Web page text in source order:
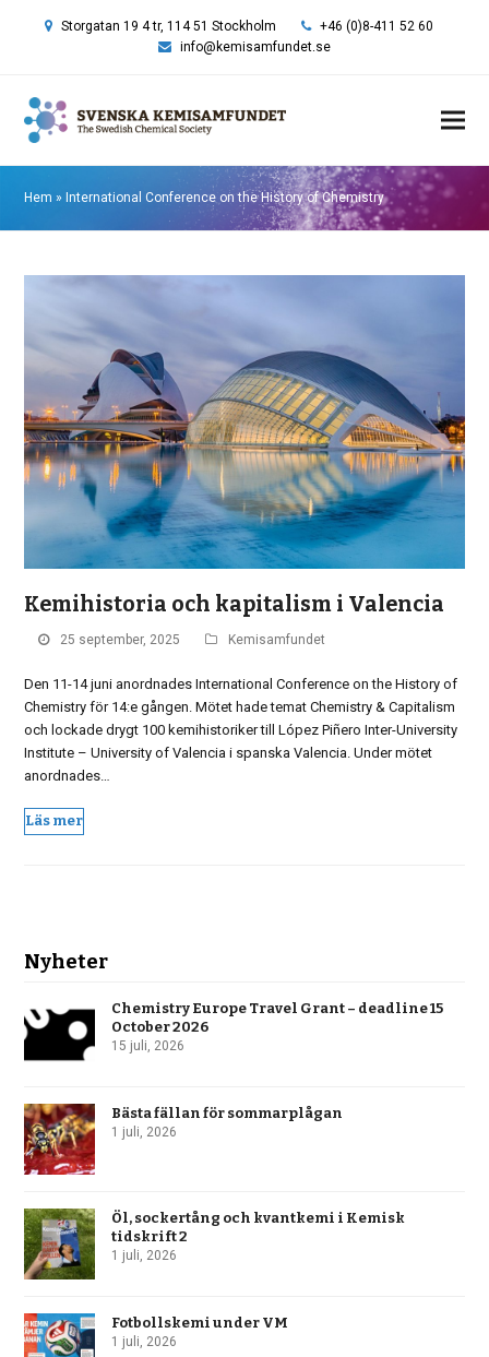
Storgatan 19 4 tr, 114 51 Stockholm
+46 (0)8-411 52 60
info@kemisamfundet.se
Hem » International Conference on the History of Chemistry
Kemihistoria och kapitalism i Valencia
25 september, 2025 Kemisamfundet
Den 11-14 juni anordnades International Conference on the History of
Chemistry för 14:e gången. Mötet hade temat Chemistry & Capitalism
och lockade drygt 100 kemihistoriker till López Piñero Inter-University
Institute – University of Valencia i spanska Valencia. Under mötet
anordnades…
Läs mer
Nyheter
Chemistry Europe Travel Grant – deadline 15
October 2026
15 juli, 2026
Bästa fällan för sommarplågan
1 juli, 2026
Öl, sockertång och kvantkemi i Kemisk
tidskrift 2
1 juli, 2026
Fotbollskemi under VM
1 juli, 2026